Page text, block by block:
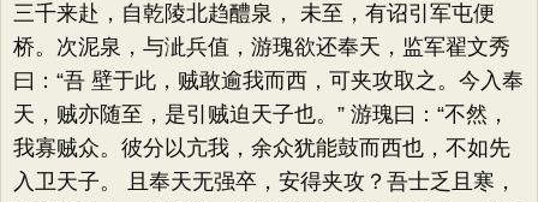
三千来赴，自乾陵北趋醴泉， 未至，有诏引军屯便
桥。次泥泉，与泚兵值，游瑰欲还奉天，监军翟文秀
曰：“吾 壁于此，贼敢逾我而西，可夹攻取之。今入奉
天，贼亦随至，是引贼迫天子也。” 游瑰曰：“不然，
我寡贼众。彼分以亢我，余众犹能鼓而西也，不如先
入卫天子。 且奉天无强卒，安得夹攻？吾士乏且寒，